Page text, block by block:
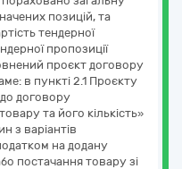
позицій, та
тендерної
пропозиції
проєкт договору
в пункті 2.1 Проєкту
договору
та його кількість»
з варіантів
на додану
постачання товару зі